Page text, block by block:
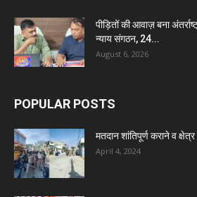
पीड़ितों की आवाज़ बना
न्याय संगठन, 24...
August 6, 2026
POPULAR POSTS
मतदान शांतिपूर्ण कराने व
April 4, 2024